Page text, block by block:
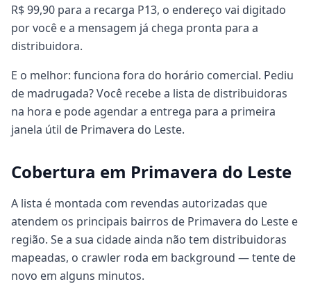
R$ 99,90 para a recarga P13, o endereço vai digitado
por você e a mensagem já chega pronta para a
distribuidora.
E o melhor: funciona fora do horário comercial. Pediu
de madrugada? Você recebe a lista de distribuidoras
na hora e pode agendar a entrega para a primeira
janela útil de Primavera do Leste.
Cobertura em Primavera do Leste
A lista é montada com revendas autorizadas que
atendem os principais bairros de Primavera do Leste e
região. Se a sua cidade ainda não tem distribuidoras
mapeadas, o crawler roda em background — tente de
novo em alguns minutos.